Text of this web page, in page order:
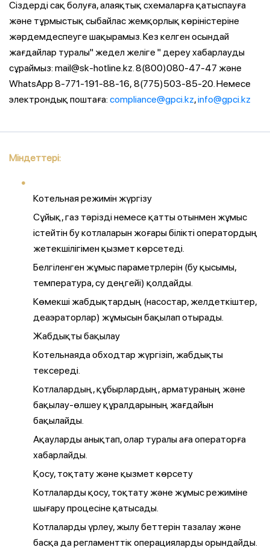
Сіздерді сақ болуға, алаяқтық схемаларға қатыспауға
және тұрмыстық сыбайлас жемқорлық көріністеріне
жәрдемдеспеуге шақырамыз. Кез келген осындай
жағдайлар туралы" жедел желіге " дереу хабарлауды
сұраймыз: mail@sk-hotline.kz. 8(800)080-47-47 және
WhatsApp 8-771-191-88-16, 8(775)503-85-20. Немесе
электрондық поштаға: compliance@gpci.kz,info@gpci.kz
Міндеттері:
Котельная режимін жүргізу
Сұйық, газ тәрізді немесе қатты отынмен жұмыс
істейтін бу котлаларын жоғары білікті оператордың
жетекшілігімен қызмет көрсетеді.
Белгіленген жұмыс параметрлерін (бу қысымы,
температура, су деңгейі) қолдайды.
Көмекші жабдықтардың (насостар, желдеткіштер,
деаэраторлар) жұмысын бақылап отырады.
Жабдықты бақылау
Котельнаяда обходтар жүргізіп, жабдықты
тексереді.
Котлалардың, құбырлардың, арматураның және
бақылау-өлшеу құралдарының жағдайын
бақылайды.
Ақауларды анықтап, олар туралы аға операторға
хабарлайды.
Қосу, тоқтату және қызмет көрсету
Котлаларды қосу, тоқтату және жұмыс режиміне
шығару процесіне қатысады.
Котлаларды үрлеу, жылу беттерін тазалау және
басқа да регламенттік операцияларды орындайды.